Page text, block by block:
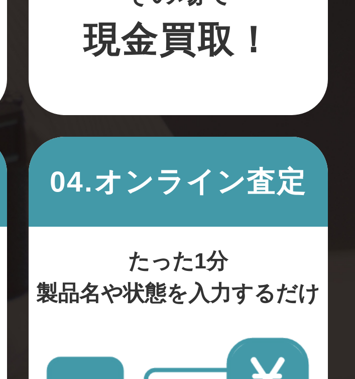
現金買取！
04.オンライン査定
たった1分
製品名や状態を入力するだけ